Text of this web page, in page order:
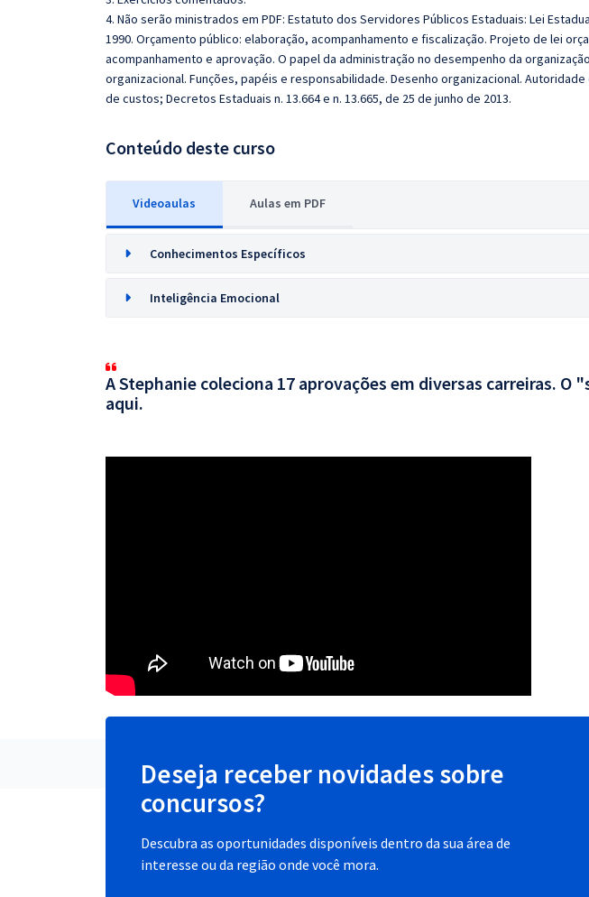
4. Não serão ministrados em PDF: Estatuto dos Servidores Públicos Estaduais: Lei
1990. Orçamento público: elaboração, acompanhamento e fiscalização. Projeto de lei
acompanhamento e aprovação. O papel da administração no desempenho da
organizacional. Funções, papéis e responsabilidade. Desenho organizacional.
de custos; Decretos Estaduais n. 13.664 e n. 13.665, de 25 de junho de 2013.
Conteúdo deste curso
Videoaulas Aulas em PDF
Conhecimentos Específicos
Inteligência Emocional
A Stephanie coleciona 17 aprovações em diversas carreiras. O
aqui.
Deseja receber novidades sobre
concursos?
Descubra as oportunidades disponíveis dentro da sua área de
interesse ou da região onde você mora.